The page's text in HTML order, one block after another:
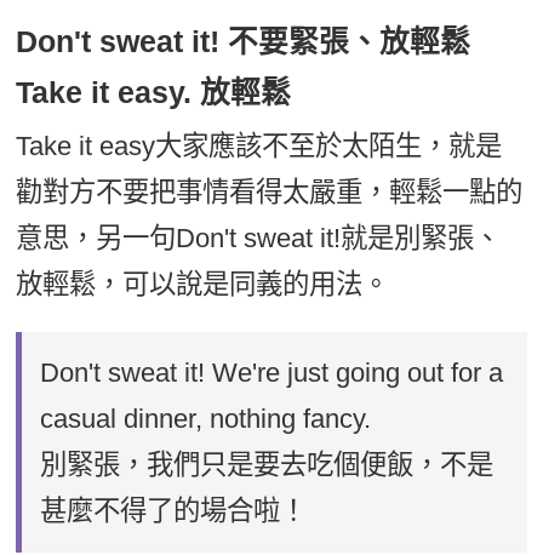
Don't sweat it! 不要緊張、放輕鬆
Take it easy. 放輕鬆
Take it easy大家應該不至於太陌生，就是
勸對方不要把事情看得太嚴重，輕鬆一點的
意思，另一句Don't sweat it!就是別緊張、
放輕鬆，可以說是同義的用法。
Don't sweat it! We're just going out for a
casual dinner, nothing fancy.
別緊張，我們只是要去吃個便飯，不是
甚麼不得了的場合啦！